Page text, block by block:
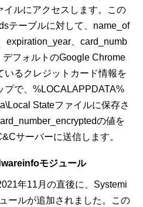
イルにアクセスします。この
テーブルに対して、name_of
expiration_year、card_numb
フォルトのGoogle Chrome
いるクレジットカード情報を
プで、%LOCALAPPDATA%
Stateファイルに保存さ
の値を
サーバーに送信します。
モジュール
年11月の直後に、Systemi
ールが追加されました。この